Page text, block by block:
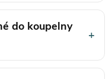
do koupelny
+